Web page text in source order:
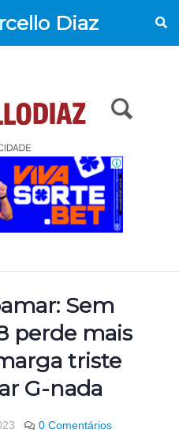
Diaz
Sem
perde mais
triste
G-nada
0 Comentários